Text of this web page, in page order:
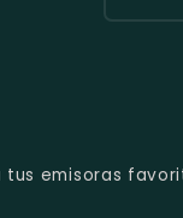
emisoras